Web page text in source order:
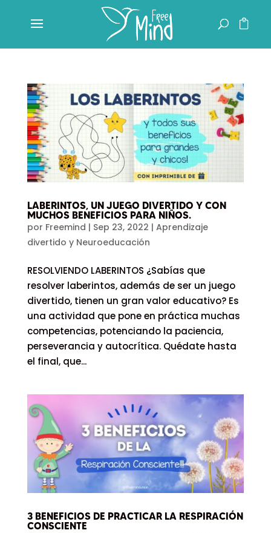
LABERINTOS, UN JUEGO DIVERTIDO Y CON
MUCHOS BENEFICIOS PARA NIÑOS.
por Freemind | Sep 23, 2022 | Aprendizaje
divertido y Neuroeducación
RESOLVIENDO LABERINTOS ¿Sabías que
resolver laberintos, además de ser un juego
divertido, tienen un gran valor educativo? Es
una actividad que pone en práctica muchas
competencias, potenciando la paciencia,
perseverancia y autocrítica. Quédate hasta
el final, que...
3 BENEFICIOS DE PRACTICAR LA RESPIRACIÓN
CONSCIENTE